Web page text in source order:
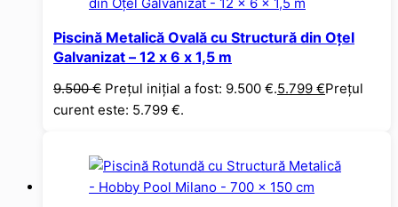
Piscină Metalică Ovală cu Structură din Oțel
Galvanizat – 12 x 6 x 1,5 m
9.500€ Prețul inițial a fost: 9.500 €.5.799 €Prețul
curent este: 5.799 €.